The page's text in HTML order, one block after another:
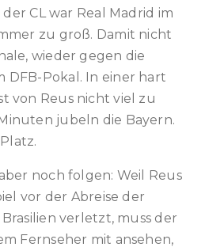
CL war Real Madrid im
zu groß. Damit nicht
wieder gegen die
DFB-Pokal. In einer hart
von Reus nicht viel zu
jubeln die Bayern.
noch folgen: Weil Reus
vor der Abreise der
verletzt, muss der
Fernseher mit ansehen,